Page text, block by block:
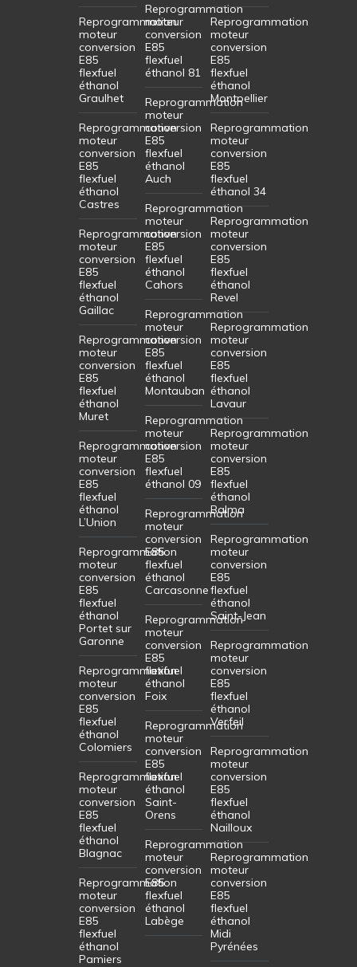
Reprogrammation
moteur
conversion
E85
flexfuel
éthanol
Graulhet
Reprogrammation
moteur
conversion
E85
flexfuel
éthanol
Castres
Reprogrammation
moteur
conversion
E85
flexfuel
éthanol
Gaillac
Reprogrammation
moteur
conversion
E85
flexfuel
éthanol
Muret
Reprogrammation
moteur
conversion
E85
flexfuel
éthanol
L’Union
Reprogrammation
moteur
conversion
E85
flexfuel
éthanol
Portet sur
Garonne
Reprogrammation
moteur
conversion
E85
flexfuel
éthanol
Colomiers
Reprogrammation
moteur
conversion
E85
flexfuel
éthanol
Blagnac
Reprogrammation
moteur
conversion
E85
flexfuel
éthanol
Pamiers
Reprogrammation
moteur
conversion
E85
flexfuel
éthanol 81
Reprogrammation
moteur
conversion
E85
flexfuel
éthanol
Auch
Reprogrammation
moteur
conversion
E85
flexfuel
éthanol
Cahors
Reprogrammation
moteur
conversion
E85
flexfuel
éthanol
Montauban
Reprogrammation
moteur
conversion
E85
flexfuel
éthanol 09
Reprogrammation
moteur
conversion
E85
flexfuel
éthanol
Carcasonne
Reprogrammation
moteur
conversion
E85
flexfuel
éthanol
Foix
Reprogrammation
moteur
conversion
E85
flexfuel
éthanol
Saint-
Orens
Reprogrammation
moteur
conversion
E85
flexfuel
éthanol
Labège
Reprogrammation
moteur
conversion
E85
flexfuel
éthanol
Montpellier
Reprogrammation
moteur
conversion
E85
flexfuel
éthanol 34
Reprogrammation
moteur
conversion
E85
flexfuel
éthanol
Revel
Reprogrammation
moteur
conversion
E85
flexfuel
éthanol
Lavaur
Reprogrammation
moteur
conversion
E85
flexfuel
éthanol
Balma
Reprogrammation
moteur
conversion
E85
flexfuel
éthanol
Saint-Jean
Reprogrammation
moteur
conversion
E85
flexfuel
éthanol
Verfeil
Reprogrammation
moteur
conversion
E85
flexfuel
éthanol
Nailloux
Reprogrammation
moteur
conversion
E85
flexfuel
éthanol
Midi
Pyrénées